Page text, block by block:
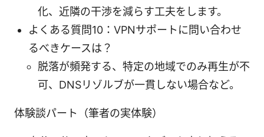
化、近隣の干渉を減らす工夫をします。
よくある質問10：VPNサポートに問い合わせ
るべきケースは？
脱落が頻発する、特定の地域でのみ再生が不
可、DNSリゾルブが一貫しない場合など。
体験談パート（筆者の実体験）